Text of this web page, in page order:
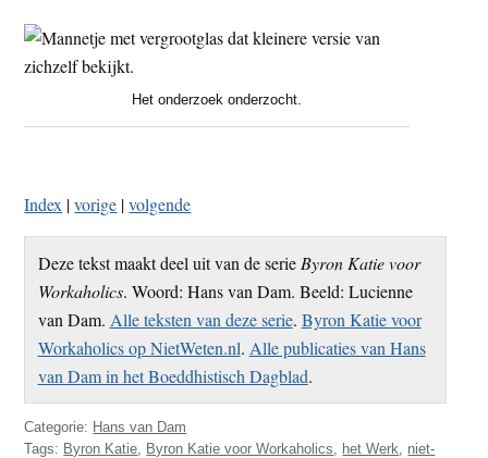
Het onderzoek onderzocht.
Index |vorige |volgende
Deze tekst maakt deel uit van de serie Byron Katie voor
Workaholics. Woord: Hans van Dam. Beeld: Lucienne
van Dam. Alle teksten van deze serie. Byron Katie voor
Workaholics op NietWeten.nl. Alle publicaties van Hans
van Dam in het Boeddhistisch Dagblad.
Categorie: Hans van Dam
Tags: Byron Katie Byron Katie voor Workaholics het Werk
niet-